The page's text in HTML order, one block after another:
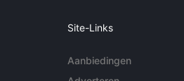
Site-Links
Aanbiedingen